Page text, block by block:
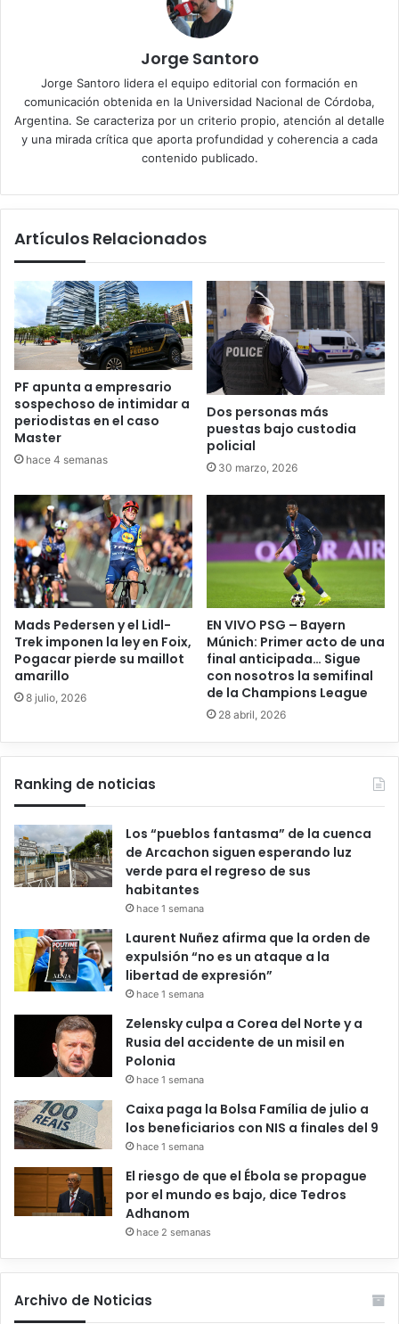
Jorge Santoro
Jorge Santoro lidera el equipo editorial con formación en
comunicación obtenida en la Universidad Nacional de Córdoba,
Argentina. Se caracteriza por un criterio propio, atención al detalle
y una mirada crítica que aporta profundidad y coherencia a cada
contenido publicado.
Artículos Relacionados
PF apunta a empresario
sospechoso de intimidar a
periodistas en el caso
Master
hace 4 semanas
Dos personas más
puestas bajo custodia
policial
30 marzo, 2026
Mads Pedersen y el Lidl-
Trek imponen la ley en Foix,
Pogacar pierde su maillot
amarillo
8 julio, 2026
EN VIVO PSG – Bayern
Múnich: Primer acto de una
final anticipada… Sigue
con nosotros la semifinal
de la Champions League
28 abril, 2026
Ranking de noticias
Los “pueblos fantasma” de la cuenca
de Arcachon siguen esperando luz
verde para el regreso de sus
habitantes
hace 1 semana
Laurent Nuñez afirma que la orden de
expulsión “no es un ataque a la
libertad de expresión”
hace 1 semana
Zelensky culpa a Corea del Norte y a
Rusia del accidente de un misil en
Polonia
hace 1 semana
Caixa paga la Bolsa Família de julio a
los beneficiarios con NIS a finales del 9
hace 1 semana
El riesgo de que el Ébola se propague
por el mundo es bajo, dice Tedros
Adhanom
hace 2 semanas
Archivo de Noticias